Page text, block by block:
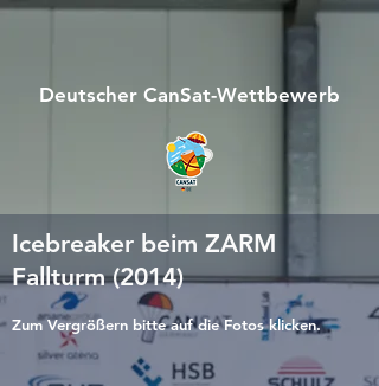
Deutscher CanSat-Wettbewerb
Icebreaker beim ZARM
Fallturm (2014)
Zum Vergrößern bitte auf die Fotos klicken.